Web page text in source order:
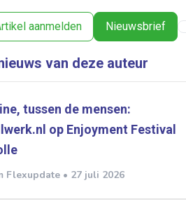
aanmelden Nieuwsbrief
van deze auteur
tussen de mensen:
op Enjoyment Festival
Flexupdate • 27 juli 2026